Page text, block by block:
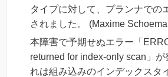
タイプに対して、プランナでの
されました。 (Maxime
本障害で予期せぬエラー「
returned for index-only scan」が
れは組み込みのインデックスタ